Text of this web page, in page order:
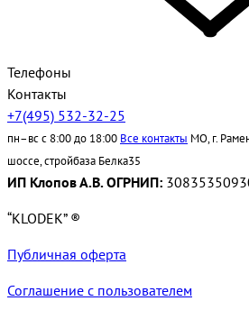
Телефоны
Контакты
+7(495) 532-32-25
пн–вс с 8:00 до 18:00 Все контакты МО, г.
шоссе, стройбаза Белка35
ИП Клопов А.В. ОГРНИП:
“KLODEK” ®
Публичная оферта
Соглашение с пользователем